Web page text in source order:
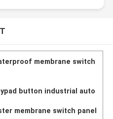
membrane switch
button industrial auto
membrane switch panel